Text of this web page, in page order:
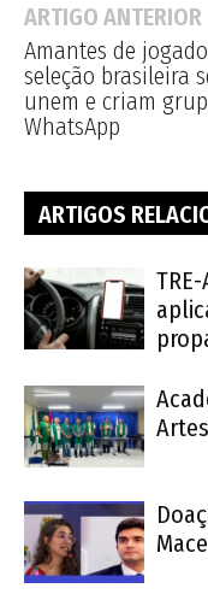
ARTIGO ANTERIOR
Amantes de
seleção brasileira
unem e criam
WhatsApp
ARTIGOS